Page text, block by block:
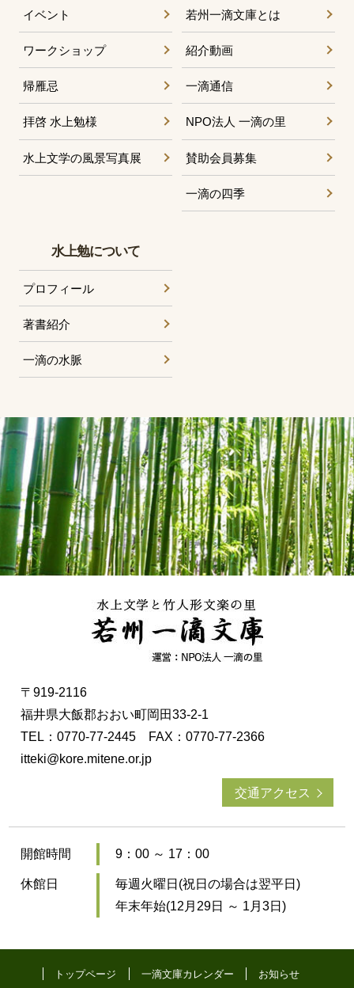
イベント
ワークショップ
帰雁忌
拝啓 水上勉様
水上文学の風景写真展
若州一滴文庫とは
紹介動画
一滴通信
NPO法人 一滴の里
賛助会員募集
一滴の四季
水上勉について
プロフィール
著書紹介
一滴の水脈
〒919-2116
福井県大飯郡おおい町岡田33-2-1
TEL：0770-77-2445 FAX：0770-77-2366
itteki@kore.mitene.or.jp
交通アクセス
開館時間 9：00 ～ 17：00
休館日
毎週火曜日(祝日の場合は翌平日)
年末年始(12月29日 ～ 1月3日)
トップページ 一滴文庫カレンダー お知らせ